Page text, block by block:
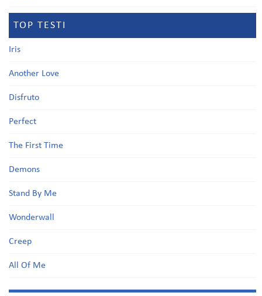
TOP TESTI
Iris
Another Love
Disfruto
Perfect
The First Time
Demons
Stand By Me
Wonderwall
Creep
All Of Me